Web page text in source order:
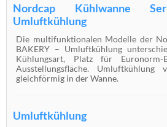
Nordcap Kühlwanne
Umluftkühlung
Die multifunktionalen Modelle der
BAKERY – Umluftkühlung
Kühlungsart, Platz für
Ausstellungsfläche.
gleichförmig in der Wanne.
Umluftkühlung